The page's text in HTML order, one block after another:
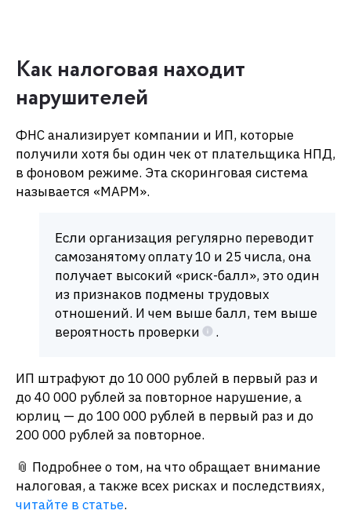
Как налоговая находит
нарушителей
ФНС анализирует компании и ИП, которые
получили хотя бы один чек от плательщика НПД,
в фоновом режиме. Эта скоринговая система
называется «МАРМ».
Если организация регулярно переводит
самозанятому оплату 10 и 25 числа, она
получает высокий «риск-балл», это один
из признаков подмены трудовых
отношений. И чем выше балл, тем выше
вероятность проверки
.
ИП штрафуют до 10 000 рублей в первый раз и
до 40 000 рублей за повторное нарушение, а
юрлиц — до 100 000 рублей в первый раз и до
200 000 рублей за повторное.
📎 Подробнее о том, на что обращает внимание
налоговая, а также всех рисках и последствиях,
читайте в статье.